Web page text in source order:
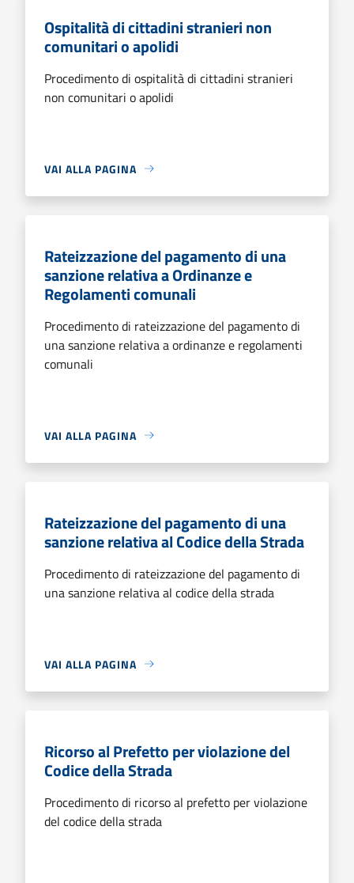
Ospitalità di cittadini stranieri non
comunitari o apolidi
Procedimento di ospitalità di cittadini stranieri
non comunitari o apolidi
VAI ALLA PAGINA
Rateizzazione del pagamento di una
sanzione relativa a Ordinanze e
Regolamenti comunali
Procedimento di rateizzazione del pagamento di
una sanzione relativa a ordinanze e regolamenti
comunali
VAI ALLA PAGINA
Rateizzazione del pagamento di una
sanzione relativa al Codice della Strada
Procedimento di rateizzazione del pagamento di
una sanzione relativa al codice della strada
VAI ALLA PAGINA
Ricorso al Prefetto per violazione del
Codice della Strada
Procedimento di ricorso al prefetto per violazione
del codice della strada